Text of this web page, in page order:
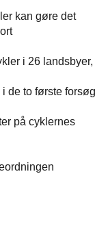
kan gøre det
i 26 landsbyer,
de to første forsøg
på cyklernes